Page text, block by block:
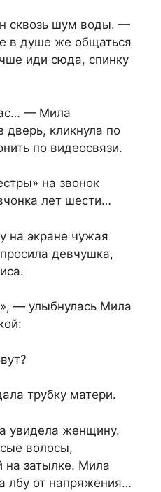
сквозь шум воды. —
в душе же общаться
иди сюда, спинку
— Мила
дверь, кликнула по
по видеосвязи.
на звонок
лет шести…
экране чужая
девчушка,
— улыбнулась Мила
трубку матери.
увидела женщину.
волосы,
на затылке. Мила
лбу от напряжения…